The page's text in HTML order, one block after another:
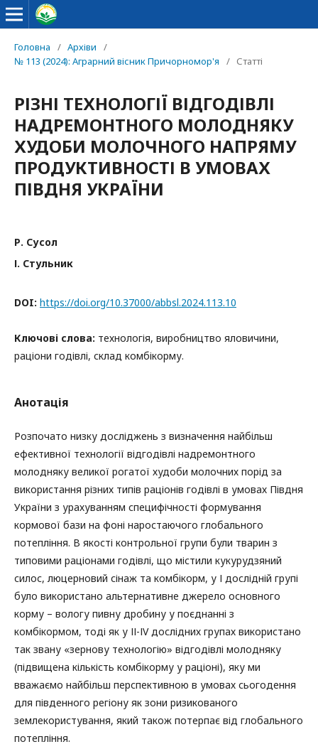
Головна / Архіви
/
№ 113 (2024): Аграрний вісник Причорномор'я
/ Статті
РІЗНІ ТЕХНОЛОГІЇ ВІДГОДІВЛІ
НАДРЕМОНТНОГО МОЛОДНЯКУ
ХУДОБИ МОЛОЧНОГО НАПРЯМУ
ПРОДУКТИВНОСТІ В УМОВАХ
ПІВДНЯ УКРАЇНИ
Р. Сусол
І. Стульник
DOI: https://doi.org/10.37000/abbsl.2024.113.10
Ключові слова: технологія, виробництво яловичини,
раціони годівлі, склад комбікорму.
Анотація
Розпочато низку досліджень з визначення найбільш
ефективної технології відгодівлі надремонтного
молодняку великої рогатої худоби молочних порід за
використання різних типів раціонів годівлі в умовах Півдня
України з урахуванням специфічності формування
кормової бази на фоні наростаючого глобального
потепління. В якості контрольної групи були тварин з
типовими раціонами годівлі, що містили кукурудзяний
силос, люцерновий сінаж та комбікорм, у І дослідній групі
було використано альтернативне джерело основного
корму – вологу пивну дробину у поєднанні з
комбікормом, тоді як у ІІ-ІV дослідних групах використано
так звану «зернову технологію» відгодівлі молодняку
(підвищена кількість комбікорму у раціоні), яку ми
вважаємо найбільш перспективною в умовах сьогодення
для південного регіону як зони ризикованого
землекористування, який також потерпає від глобального
потепління.